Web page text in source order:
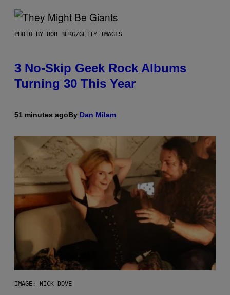
PHOTO BY BOB BERG/GETTY IMAGES
3 No-Skip Geek Rock Albums
Turning 30 This Year
51 minutes agoBy Dan Milam
IMAGE: NICK DOVE